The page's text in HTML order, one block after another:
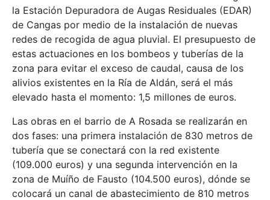
la Estación Depuradora de Augas Residuales (EDAR)
de Cangas por medio de la instalación de nuevas
redes de recogida de agua pluvial. El presupuesto de
estas actuaciones en los bombeos y tuberías de la
zona para evitar el exceso de caudal, causa de los
alivios existentes en la Ría de Aldán, será el más
elevado hasta el momento: 1,5 millones de euros.
Las obras en el barrio de A Rosada se realizarán en
dos fases: una primera instalación de 830 metros de
tubería que se conectará con la red existente
(109.000 euros) y una segunda intervención en la
zona de Muíño de Fausto (104.500 euros), dónde se
colocará un canal de abastecimiento de 810 metros